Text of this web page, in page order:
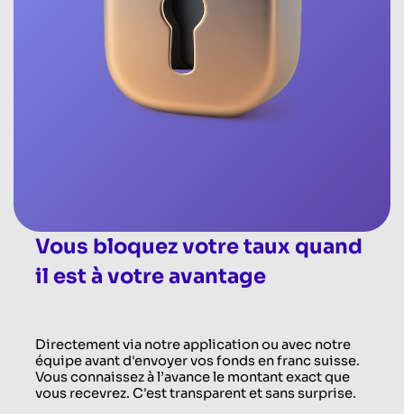
Vous bloquez votre taux quand
il est à votre avantage
Directement via notre application ou avec notre
équipe avant d'envoyer vos fonds en franc suisse.
Vous connaissez à l’avance le montant exact que
vous recevrez. C'est transparent et sans surprise.